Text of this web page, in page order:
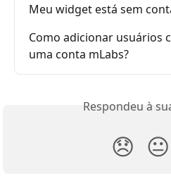
Meu widget está sem
Como adicionar usuários
uma conta mLabs?
Respondeu à
😞 😐